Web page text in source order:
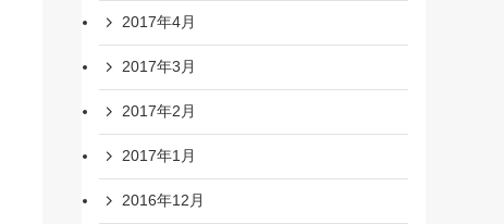
2017年4月
2017年3月
2017年2月
2017年1月
2016年12月